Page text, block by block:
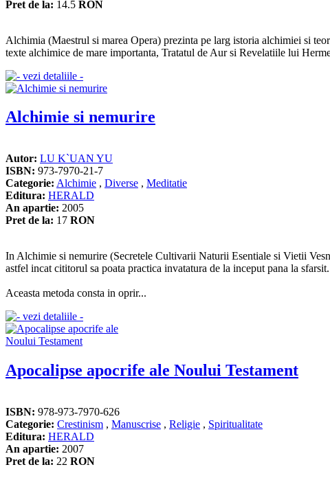
Pret de la: 14.5 RON
Alchimia (Maestrul si marea Opera) prezinta pe larg istoria alchimiei si
texte alchimice de mare importanta, Tratatul de Aur si Revelatiile lui
Alchimie si nemurire
Autor: LU K`UAN YU
ISBN: 973-7970-21-7
Categorie: Alchimie , Diverse , Meditatie
Editura: HERALD
An apartie: 2005
Pret de la: 17 RON
In Alchimie si nemurire (Secretele Cultivarii Naturii Esentiale si Vietii
astfel incat cititorul sa poata practica invatatura de la inceput pana la sfarsit.
Aceasta metoda consta in oprir...
Apocalipse apocrife ale Noului Testament
ISBN: 978-973-7970-626
Categorie: Crestinism , Manuscrise , Religie , Spiritualitate
Editura: HERALD
An apartie: 2007
Pret de la: 22 RON